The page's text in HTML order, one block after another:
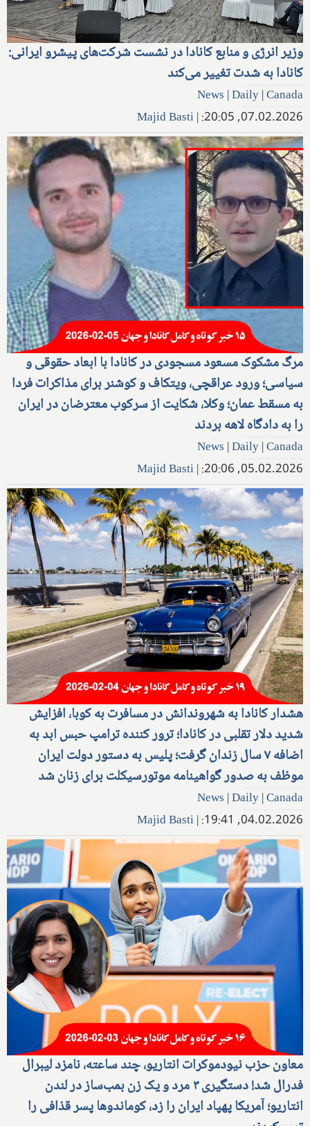
وزیر انرژی و منابع کانادا در نشست شرکت‌های پیشرو ایرانی:
کانادا به شدت تغییر می‌کند
News |Daily|Canada
07.02.2026, 20:05:
|
Majid Basti
مرگ مشکوک مسعود مسجودی در کانادا با ابعاد حقوقی و
سیاسی؛ ورود عراقچی، ویتکاف و کوشنر برای مذاکرات فردا
به مسقط عمان؛ وکلا، شکایت از سرکوب معترضان در ایران
را به دادگاه لاهه بردند
News |Daily|Canada
05.02.2026, 20:06:
|
Majid Basti
هشدار کانادا به شهروندانش در مسافرت به کوبا، افزایش
شدید دلار تقلبی در کانادا؛ ترور کننده ترامپ حبس ابد به
اضافه ۷ سال زندان گرفت؛ پلیس به دستور دولت ایران
موظف به صدور گواهینامه موتورسیکلت برای زنان شد
News |Daily|Canada
04.02.2026, 19:41:
|
Majid Basti
معاون حزب نیودموکرات انتاریو، چند ساعته، نامزد لیبرال
فدرال شد! دستگیری ۳ مرد و یک زن بمب‌ساز در لندن
انتاریو؛ آمریکا پهپاد ایران را زد، کوماندوها پسر قذافی را